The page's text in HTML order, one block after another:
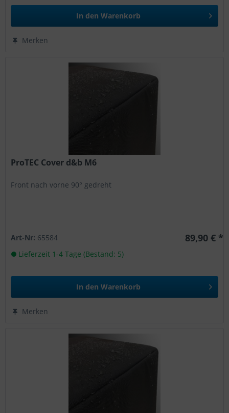
In den Warenkorb
Merken
ProTEC Cover d&b M6
Front nach vorne 90° gedreht
Art-Nr: 65584 89,90 € *
Lieferzeit 1-4 Tage (Bestand: 5)
In den Warenkorb
Merken